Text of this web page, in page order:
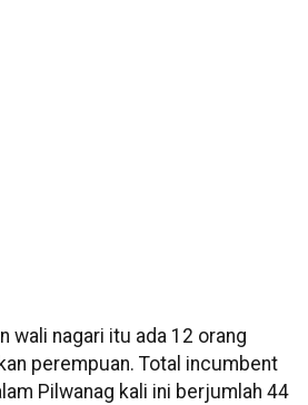
wali nagari itu ada 12 orang
perempuan. Total incumbent
Pilwanag kali ini berjumlah 44